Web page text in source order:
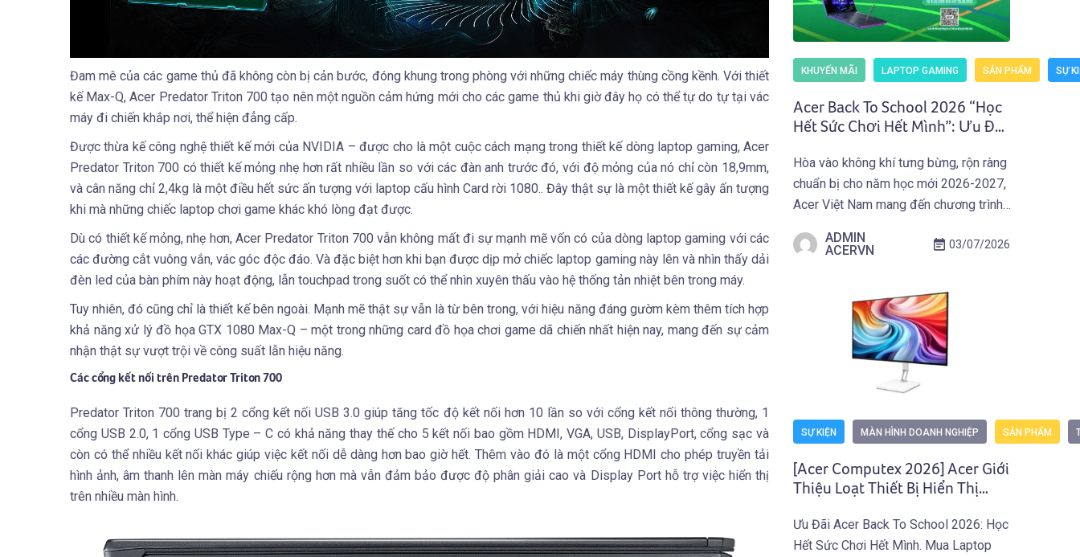
Đam mê của các game thủ đã không còn bị cản bước, đóng khung trong phòng với những chiếc máy thùng cồng kềnh. Với thiết
kế Max-Q, Acer Predator Triton 700 tạo nên một nguồn cảm hứng mới cho các game thủ khi giờ đây họ có thể tự do tự tại vác
máy đi chiến khắp nơi, thể hiện đẳng cấp.
Được thừa kế công nghệ thiết kế mới của NVIDIA – được cho là một cuộc cách mạng trong thiết kế dòng laptop gaming, Acer
Predator Triton 700 có thiết kế mỏng nhẹ hơn rất nhiều lần so với các đàn anh trước đó, với độ mỏng của nó chỉ còn 18,9mm,
và cân năng chỉ 2,4kg là một điều hết sức ấn tượng với laptop cấu hình Card rời 1080.. Đây thật sự là một thiết kế gây ấn tượng
khi mà những chiếc laptop chơi game khác khó lòng đạt được.
Dù có thiết kế mỏng, nhẹ hơn, Acer Predator Triton 700 vẫn không mất đi sự mạnh mẽ vốn có của dòng laptop gaming với các
các đường cắt vuông vắn, vác góc độc đáo. Và đặc biệt hơn khi bạn được dịp mở chiếc laptop gaming này lên và nhìn thấy dải
đèn led của bàn phím này hoạt động, lẫn touchpad trong suốt có thể nhìn xuyên thấu vào hệ thống tản nhiệt bên trong máy.
Tuy nhiên, đó cũng chỉ là thiết kế bên ngoài. Mạnh mẽ thật sự vẫn là từ bên trong, với hiệu năng đáng gườm kèm thêm tích hợp
khả năng xử lý đồ họa GTX 1080 Max-Q – một trong những card đồ họa chơi game dã chiến nhất hiện nay, mang đến sự cảm
nhận thật sự vượt trội về công suất lẫn hiệu năng.
Các cổng kết nối trên Predator Triton 700
Predator Triton 700 trang bị 2 cổng kết nối USB 3.0 giúp tăng tốc độ kết nối hơn 10 lần so với cổng kết nối thông thường, 1
cổng USB 2.0, 1 cổng USB Type – C có khả năng thay thế cho 5 kết nối bao gồm HDMI, VGA, USB, DisplayPort, cổng sạc và
còn có thể nhiều kết nối khác giúp việc kết nối dễ dàng hơn bao giờ hết. Thêm vào đó là một cổng HDMI cho phép truyền tải
hình ảnh, âm thanh lên màn máy chiếu rộng hơn mà vẫn đảm bảo được độ phân giải cao và Display Port hỗ trợ việc hiển thị
trên nhiều màn hình.
KHUYẾN MÃI LAPTOP GAMING SẢN PHẨM SỰ
Acer Back To School 2026 “Học
Hết Sức Chơi Hết Mình”: Ưu Đãi
(Predator) Nhận Giftcode
500.000 VNĐ (01.07 –
30.09.2026)
Hòa vào không khí tưng bừng, rộn ràng
chuẩn bị cho năm học mới 2026-2027,
Acer Việt Nam mang đến chương trình
Back To School 2026 “Học Hết Sức
Sinh Sinh Viên và người dùng sở hữu
Laptop Gaming […]
ADMIN
ACERVN
03/07/2026
SỰ KIỆN MÀN HÌNH DOANH NGHIỆP SẢN PHẨM
[Acer Computex 2026] Acer Giới
Thiệu Loạt Thiết Bị Hiển Thị
OLED Đến Máy Chiếu Và Màn
Hình Di Động
Ưu Đãi Acer Back To School 2026: Học
Hết Sức Chơi Hết Mình. Mua Laptop